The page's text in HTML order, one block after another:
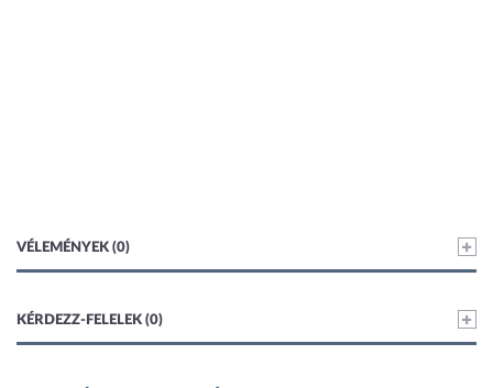
VÉLEMÉNYEK (0)
KÉRDEZZ-FELELEK (0)